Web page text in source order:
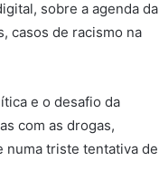
sobre a agenda da
casos de racismo na
e o desafio da
com as drogas,
numa triste tentativa de